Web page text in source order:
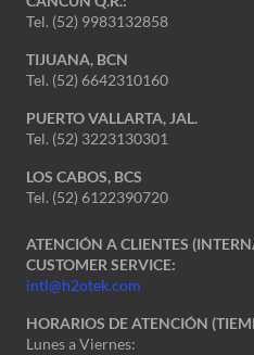
Tel. (52) 9983132858
TIJUANA, BCN
Tel. (52) 6642310160
PUERTO VALLARTA, JAL.
Tel. (52) 3223130301
LOS CABOS, BCS
Tel. (52) 6122390720
ATENCIÓN A CLIENTES
CUSTOMER SERVICE:
intl@h2otek.com
HORARIOS DE ATENCIÓN
Lunes a Viernes: